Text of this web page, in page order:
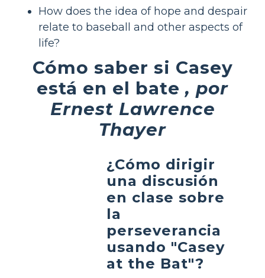
How does the idea of hope and despair
relate to baseball and other aspects of
life?
Cómo saber si Casey
está en el bate , por
Ernest Lawrence
Thayer
¿Cómo dirigir
una discusión
en clase sobre
la
perseverancia
usando "Casey
at the Bat"?